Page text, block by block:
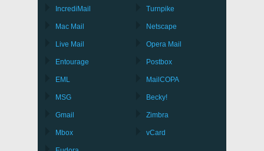
IncrediMail
Mac Mail
Live Mail
Entourage
EML
MSG
Gmail
Mbox
Turnpike
Netscape
Opera Mail
Postbox
MailCOPA
Becky!
Zimbra
vCard